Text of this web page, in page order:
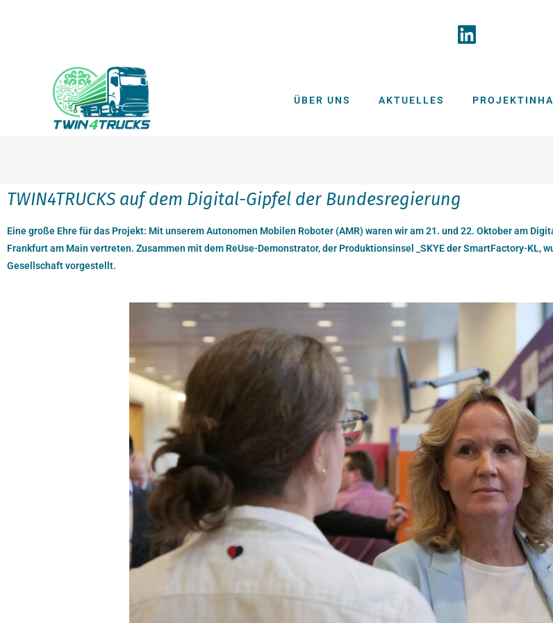
ÜBER UNS AKTUELLES
TWIN4TRUCKS auf dem Digital-Gipfel der Bundesregierung
Eine große Ehre für das Projekt: Mit unserem Autonomen Mobilen Roboter (AMR) waren wir am 21. und 22. Oktober am
Frankfurt am Main vertreten. Zusammen mit dem ReUse-Demonstrator, der Produktionsinsel _SKYE der SmartFactory-KL,
Gesellschaft vorgestellt.